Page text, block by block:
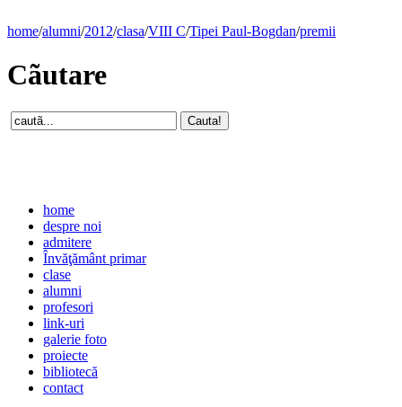
home/alumni/2012/clasa/VIII C/Tipei Paul-Bogdan/premii
Cãutare
home
despre noi
admitere
Învăţământ primar
clase
alumni
profesori
link-uri
galerie foto
proiecte
bibliotecă
contact